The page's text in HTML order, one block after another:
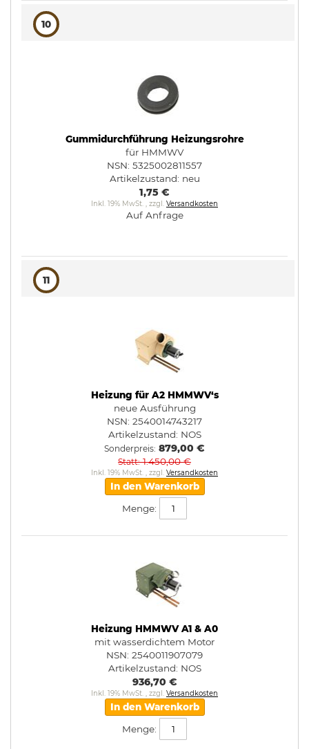
10
Gummidurchführung Heizungsrohre
für HMMWV
NSN: 5325002811557
Artikelzustand: neu
1,75 €
Inkl. 19% MwSt. , zzgl. Versandkosten
Auf Anfrage
11
Heizung für A2 HMMWV‘s
neue Ausführung
NSN: 2540014743217
Artikelzustand: NOS
Sonderpreis 879,00 €
Statt 1.450,00 €
Inkl. 19% MwSt. , zzgl. Versandkosten
In den Warenkorb
Menge:
Heizung HMMWV A1 & A0
mit wasserdichtem Motor
NSN: 2540011907079
Artikelzustand: NOS
936,70 €
Inkl. 19% MwSt. , zzgl. Versandkosten
In den Warenkorb
Menge: